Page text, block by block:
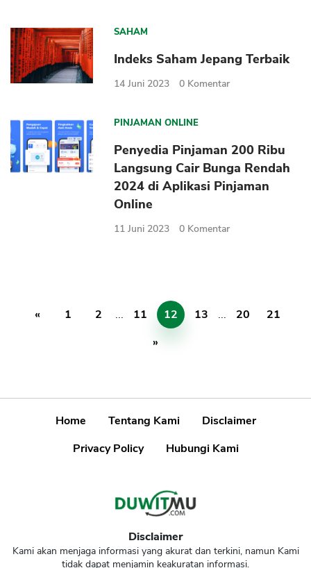
SAHAM
Indeks Saham Jepang Terbaik
14 Juni 2023 0 Komentar
PINJAMAN ONLINE
Penyedia Pinjaman 200 Ribu
Langsung Cair Bunga Rendah
2024 di Aplikasi Pinjaman
Online
11 Juni 2023 0 Komentar
« 1 2 ... 11 12 13 ... 20
21
»
Home Tentang Kami
Disclaimer
Privacy Policy
Hubungi Kami
Disclaimer
Kami akan menjaga informasi yang akurat dan terkini, namun Kami
tidak dapat menjamin keakuratan informasi.